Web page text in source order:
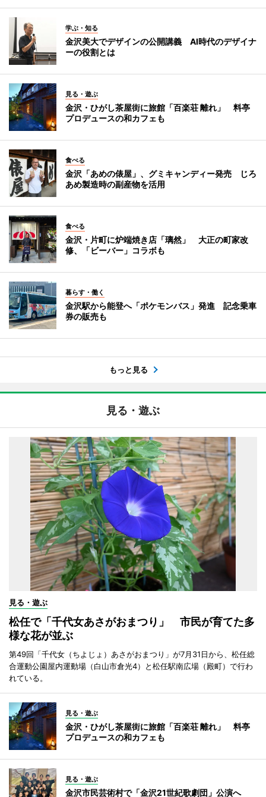
学ぶ・知る
金沢美大でデザインの公開講義 AI時代のデザイナ
ーの役割とは
見る・遊ぶ
金沢・ひがし茶屋街に旅館「百楽荘 離れ」 料亭
プロデュースの和カフェも
食べる
金沢「あめの俵屋」、グミキャンディー発売 じろ
あめ製造時の副産物を活用
食べる
金沢・片町に炉端焼き店「璃然」 大正の町家改
修、「ビーバー」コラボも
暮らす・働く
金沢駅から能登へ「ポケモンバス」発進 記念乗車
券の販売も
もっと見る
見る・遊ぶ
見る・遊ぶ
松任で「千代女あさがおまつり」 市民が育てた多
様な花が並ぶ
第49回「千代女（ちよじょ）あさがおまつり」が7月31日から、松任総
合運動公園屋内運動場（白山市倉光4）と松任駅南広場（殿町）で行わ
れている。
見る・遊ぶ
金沢・ひがし茶屋街に旅館「百楽荘 離れ」 料亭
プロデュースの和カフェも
見る・遊ぶ
金沢市民芸術村で「金沢21世紀歌劇団」公演へ